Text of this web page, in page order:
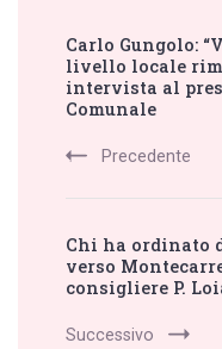
Navigation
Carlo Gungolo:
livello locale
intervista al
Comunale
Precedente
Chi ha ordinato
verso
consigliere P.
Successivo